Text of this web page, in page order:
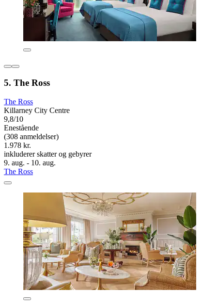
5. The Ross
The Ross
Killarney City Centre
9,8/10
Enestående
(308 anmeldelser)
1.978 kr.
inkluderer skatter og gebyrer
9. aug. - 10. aug.
The Ross